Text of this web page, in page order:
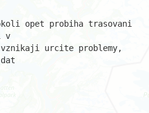
opet probiha trasovani
v
urcite problemy,